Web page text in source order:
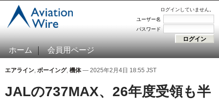
ログインしていません。
ユーザー名
パスワード
ホーム 会員用ページ
エアライン, ボーイング, 機体— 2025年2月4日 18:55 JST
JALの737MAX、26年度受領も半